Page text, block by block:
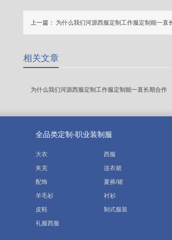
上一篇： 为什么我们河源西服定制工作服定制能一直
相关文章
为什么我们河源西服定制工作服定制能一直长期合作
全品类定制-职业装制服
大衣
西服
夹克
连衣裙
配饰
夏裤/裙
羊毛衫
衬衫
皮鞋
制式服装
礼服西服